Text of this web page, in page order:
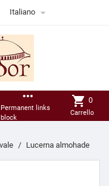
Italiano 
more_horiz
Permanent links
block
shopping_cart 0
Carrello
Lucerna almohade